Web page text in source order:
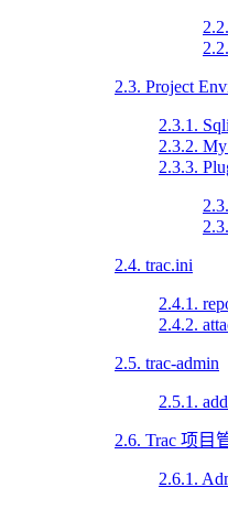
2.3. Project
2.3.1.
2.3.2.
2.3.3.
2.4. trac.ini
2.4.1.
2.4.2.
2.5. trac-admin
2.5.1.
2.6. Trac 项目
2.6.1.